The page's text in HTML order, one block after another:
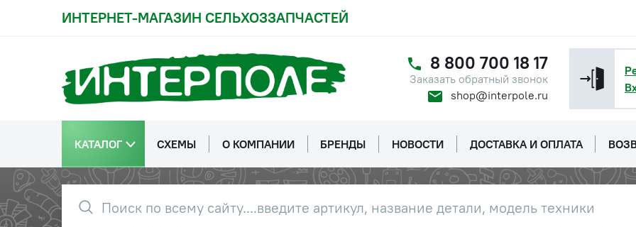
ИНТЕРНЕТ-МАГАЗИН СЕЛЬХОЗЗАПЧАСТЕЙ
8 800 700 18 17
Заказать обратный звонок
shop@interpole.ru
КАТАЛОГ СХЕМЫ О КОМПАНИИ БРЕНДЫ НОВОСТИ ДОСТАВКА И ОПЛАТА